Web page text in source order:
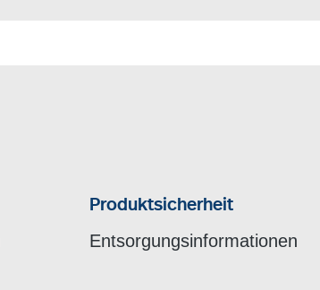
Produktsicherheit
Entsorgungsinformationen